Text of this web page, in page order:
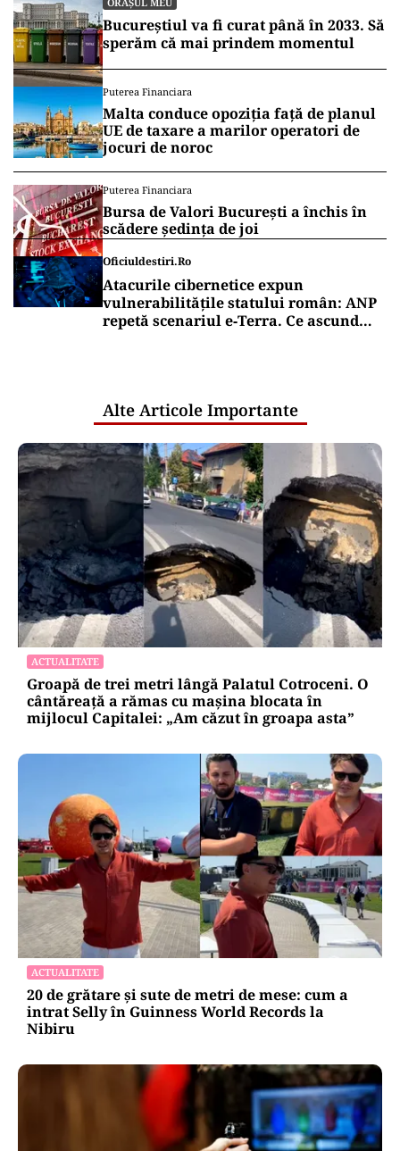
Bucureștiul va fi curat până în 2033. Să
sperăm că mai prindem momentul
Puterea Financiara
Malta conduce opoziția față de planul
UE de taxare a marilor operatori de
jocuri de noroc
Puterea Financiara
Bursa de Valori București a închis în
scădere ședința de joi
Oficiuldestiri.ro
Atacurile cibernetice expun
vulnerabilitățile statului român: ANP
repetă scenariul e‑Terra. Ce ascund
Alte Articole Importante
ACTUALITATE
Groapă de trei metri lângă Palatul Cotroceni. O
cântăreață a rămas cu mașina blocata în
mijlocul Capitalei: „Am căzut în groapa asta”
ACTUALITATE
20 de grătare și sute de metri de mese: cum a
intrat Selly în Guinness World Records la
Nibiru